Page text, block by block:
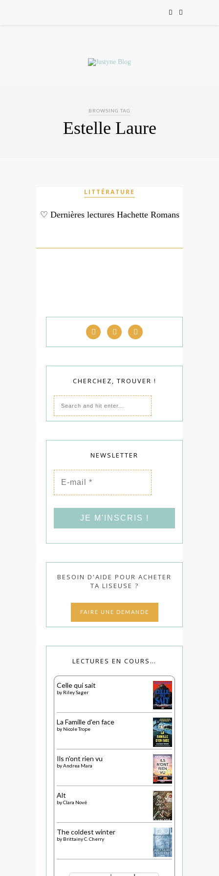
BROWSING TAG
Estelle Laure
LITTÉRATURE
♡ Dernières lectures Hachette Romans
CHERCHEZ, TROUVER !
NEWSLETTER
E-
mail
*
BESOIN D'AIDE POUR ACHETER
TA LISEUSE ?
FAIRE UNE DEMANDE
LECTURES EN COURS…
Celle qui sait
by Riley Sager
La Famille d'en face
by Nicole Trope
Ils n'ont rien vu
byAndrea Mara
Alt
byClara Nové
The coldest winter
by Brittainy C. Cherry